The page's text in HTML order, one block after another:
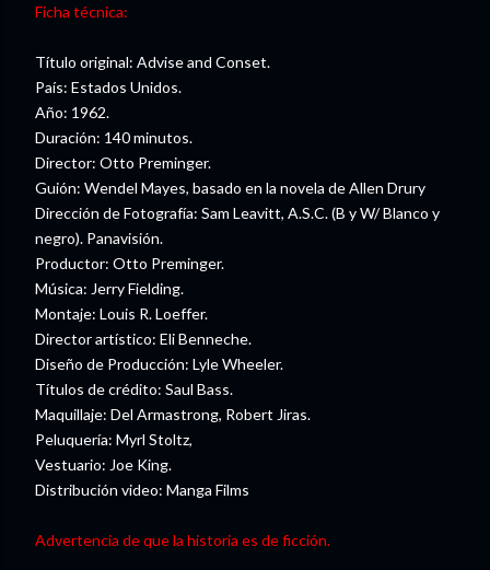
Ficha técnica:
Título original: Advise and Conset.
País: Estados Unidos.
Año: 1962.
Duración: 140 minutos.
Director: Otto Preminger.
Guión: Wendel Mayes, basado en la novela de Allen Drury
Dirección de Fotografía: Sam Leavitt, A.S.C. (B y W/ Blanco y
negro). Panavisión.
Productor: Otto Preminger.
Música: Jerry Fielding.
Montaje: Louis R. Loeffer.
Director artístico: Eli Benneche.
Diseño de Producción: Lyle Wheeler.
Títulos de crédito: Saul Bass.
Maquillaje: Del Armastrong, Robert Jiras.
Peluquería: Myrl Stoltz,
Vestuario: Joe King.
Distribución video: Manga Films
Advertencia de que la historia es de ficción.